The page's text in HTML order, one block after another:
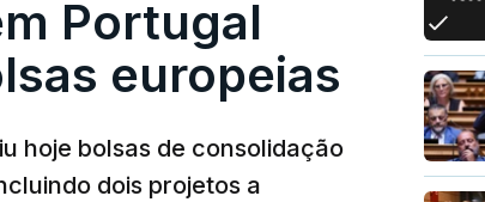
Portugal
europeias
hoje bolsas de consolidação
dois projetos a